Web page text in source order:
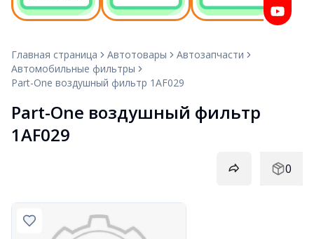
Главная страница Автотовары
Автозапчасти
Автомобильные фильтры
Part-One воздушный фильтр 1AF029
Part-One воздушный фильтр
1AF029
0